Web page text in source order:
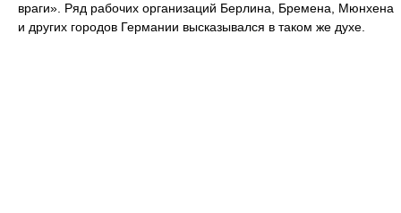
враги». Ряд рабочих организаций Берлина, Бремена, Мюнхена
и других городов Германии высказывался в таком же духе.